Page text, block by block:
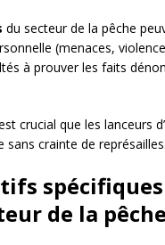
du secteur de la pêche
(menaces,
à prouver les faits
crucial que les lanceurs
sans crainte de représailles.
de la pêche